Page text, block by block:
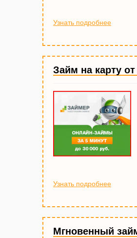
Узнать подробнее
Займ на карту
Узнать подробнее
Мгновенный